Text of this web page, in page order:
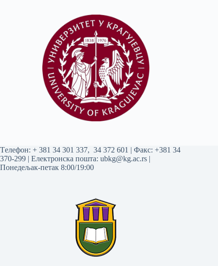
Tелефон: + 381 34 301 337, 34 372 601 | Факс: +381 34
370-299 | Електронска пошта: ubkg@kg.ac.rs |
Понедељак-петак 8:00/19:00